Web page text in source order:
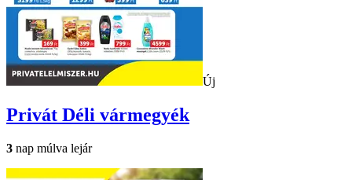
Új
Privát Déli vármegyék
3 nap múlva lejár